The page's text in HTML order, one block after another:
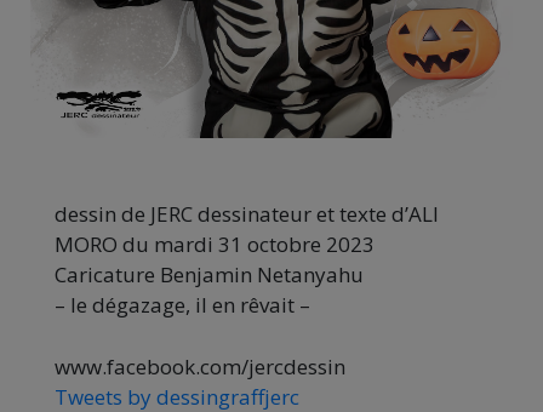
dessin de JERC dessinateur et texte d’ALI
MORO du mardi 31 octobre 2023
Caricature Benjamin Netanyahu
– le dégazage, il en rêvait –
www.facebook.com/jercdessin
Tweets by dessingraffjerc